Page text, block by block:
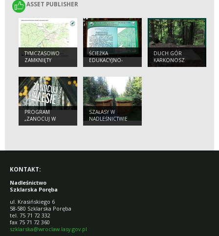
ASSET PUBLISHER
ASSET PUBLISHER
TYMCZASOWO
ZAMKNIĘTY
FRAGMENT ŚCIEŻKI
"JELENIÓWKA"
ŚCIEŻKA
EDUKACYJNO-
EKOLOGICZNA
DUCH GÓR
KARKONOSZ
PROGRAM
„ZANOCUJ W
LESIE”
SZAŁASY W
NADLEŚNICTWIE
SZKLARSKA
KONTAKT:
Nadleśnictwo
Szklarska Poręba
ul. Krasińskiego 6
58-580 Szklarska Poręba
tel. 75 71 72 332
fax 75 71 72 360
szklarska@wroclaw.lasy.gov.pl